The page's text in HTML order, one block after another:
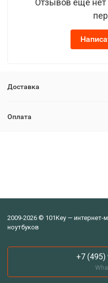
Отзывов ещё
Доставка
Оплата
2009-2026 © 101Key —
ноутбуков
+7